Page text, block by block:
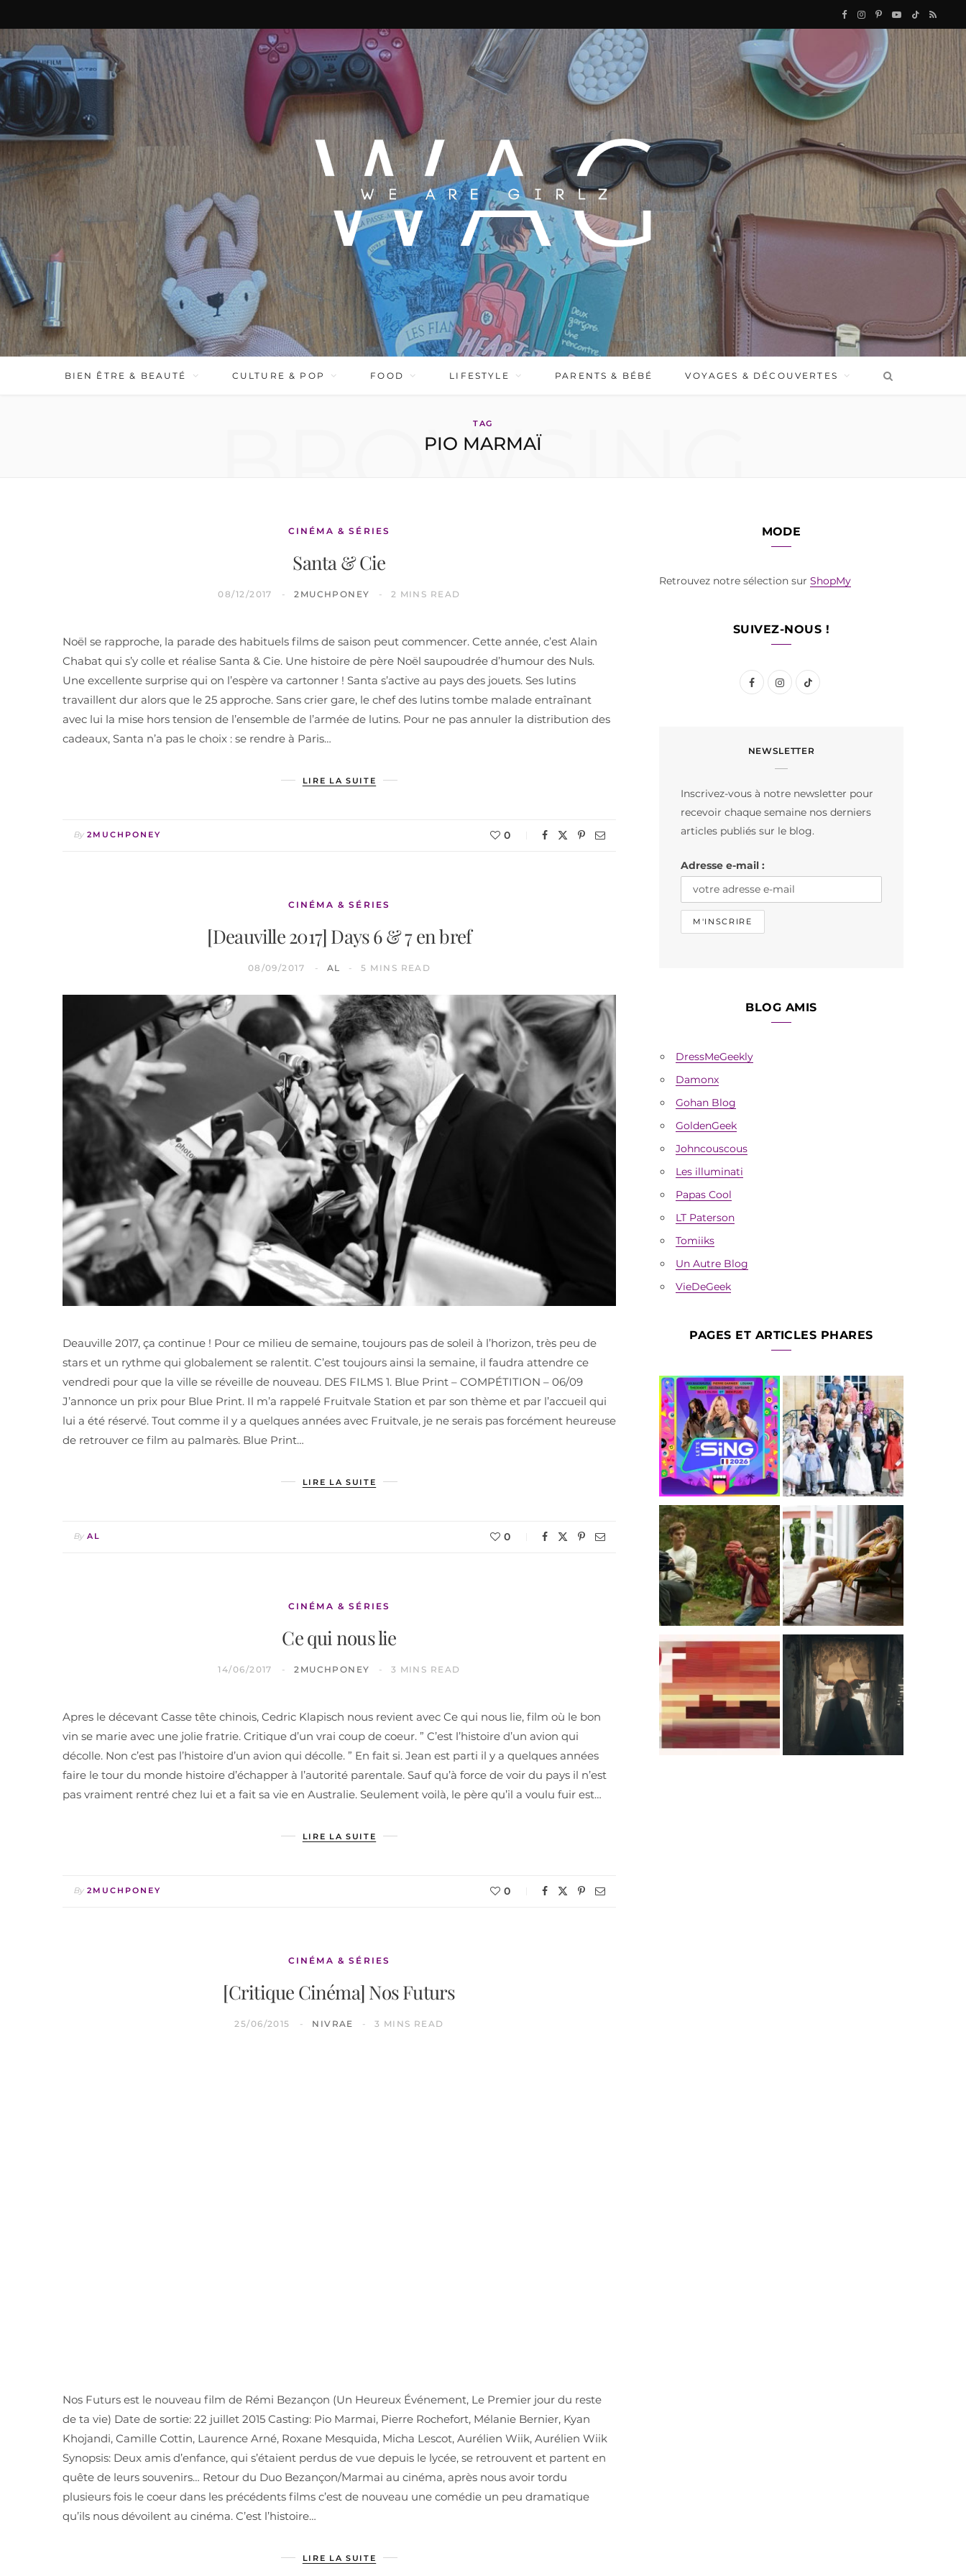
F
c
o
k
I
s
g
a
P
r
Y
b
e
T
k
R
BIEN ÊTRE & BEAUTÉ CULTURE & POP FOOD LIFESTYLE PARENTS & BÉBÉ VOYAGES & DÉCOUVERTES
TAG
PIO MARMAÏ
BROWSING
CINÉMA & SÉRIES
Santa & Cie
08/12/2017 2MUCHPONEY 2 MINS READ
Noël se rapproche, la parade des habituels films de saison peut commencer. Cette année, c’est Alain
Chabat qui s’y colle et réalise Santa & Cie. Une histoire de père Noël saupoudrée d’humour des Nuls.
Une excellente surprise qui on l’espère va cartonner ! Santa s’active au pays des jouets. Ses lutins
travaillent dur alors que le 25 approche. Sans crier gare, le chef des lutins tombe malade entraînant
avec lui la mise hors tension de l’ensemble de l’armée de lutins. Pour ne pas annuler la distribution des
cadeaux, Santa n’a pas le choix : se rendre à Paris…
LIRE LA SUITE
By 2MUCHPONEY 0
CINÉMA & SÉRIES
[Deauville 2017] Days 6 & 7 en bref
08/09/2017 AL 5 MINS READ
Deauville 2017, ça continue ! Pour ce milieu de semaine, toujours pas de soleil à l’horizon, très peu de
stars et un rythme qui globalement se ralentit. C’est toujours ainsi la semaine, il faudra attendre ce
vendredi pour que la ville se réveille de nouveau. DES FILMS 1. Blue Print – COMPÉTITION – 06/09
J’annonce un prix pour Blue Print. Il m’a rappelé Fruitvale Station et par son thème et par l’accueil qui
lui a été réservé. Tout comme il y a quelques années avec Fruitvale, je ne serais pas forcément heureuse
de retrouver ce film au palmarès. Blue Print…
LIRE LA SUITE
By AL 0
CINÉMA & SÉRIES
Ce qui nous lie
14/06/2017 2MUCHPONEY 3 MINS READ
Apres le décevant Casse tête chinois, Cedric Klapisch nous revient avec Ce qui nous lie, film où le bon
vin se marie avec une jolie fratrie. Critique d’un vrai coup de coeur. ” C’est l’histoire d’un avion qui
décolle. Non c’est pas l’histoire d’un avion qui décolle. ” En fait si. Jean est parti il y a quelques années
faire le tour du monde histoire d’échapper à l’autorité parentale. Sauf qu’à force de voir du pays il n’est
pas vraiment rentré chez lui et a fait sa vie en Australie. Seulement voilà, le père qu’il a voulu fuir est…
LIRE LA SUITE
By 2MUCHPONEY 0
CINÉMA & SÉRIES
[Critique Cinéma] Nos Futurs
25/06/2015 NIVRAE 3 MINS READ
Nos Futurs est le nouveau film de Rémi Bezançon (Un Heureux Événement, Le Premier jour du reste
de ta vie) Date de sortie: 22 juillet 2015 Casting: Pio Marmai, Pierre Rochefort, Mélanie Bernier, Kyan
Khojandi, Camille Cottin, Laurence Arné, Roxane Mesquida, Micha Lescot, Aurélien Wiik, Aurélien Wiik
Synopsis: Deux amis d’enfance, qui s’étaient perdus de vue depuis le lycée, se retrouvent et partent en
quête de leurs souvenirs… Retour du Duo Bezançon/Marmai au cinéma, après nous avoir tordu
plusieurs fois le coeur dans les précédents films c’est de nouveau une comédie un peu dramatique
qu’ils nous dévoilent au cinéma. C’est l’histoire…
LIRE LA SUITE
MODE
Retrouvez notre sélection sur ShopMy
SUIVEZ-NOUS !
F
e
o
I
t
r
m
T
T
NEWSLETTER
Inscrivez-vous à notre newsletter pour
recevoir chaque semaine nos derniers
articles publiés sur le blog.
Adresse e-mail :
BLOG AMIS
DressMeGeekly
Damonx
Gohan Blog
GoldenGeek
Johncouscous
Les illuminati
Papas Cool
LT Paterson
Tomiiks
Un Autre Blog
VieDeGeek
PAGES ET ARTICLES PHARES